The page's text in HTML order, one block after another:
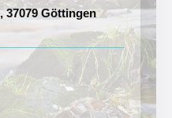
37079 Göttingen